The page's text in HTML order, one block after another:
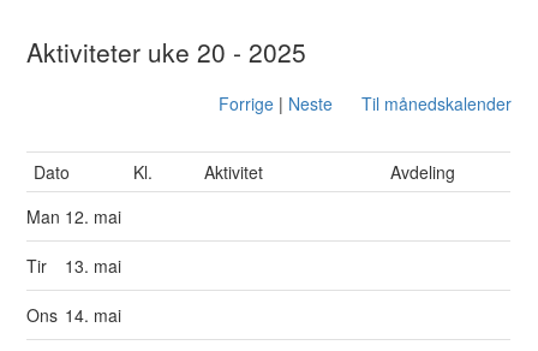
Aktiviteter uke 20 - 2025
Forrige| Neste Til månedskalender
Dato Kl. Aktivitet
Avdeling
Man 12. mai
Tir 13. mai
Ons 14. mai